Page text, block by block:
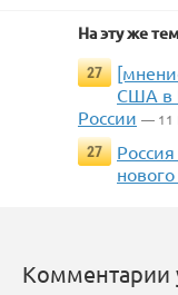
На эту же
27
США в
России — 11
27
Комментарии